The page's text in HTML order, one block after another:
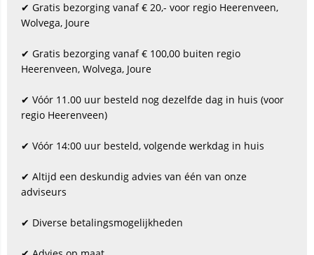
✔ Gratis bezorging vanaf € 20,- voor regio Heerenveen,
Wolvega, Joure
✔ Gratis bezorging vanaf € 100,00 buiten regio
Heerenveen, Wolvega, Joure
✔ Vóór 11.00 uur besteld nog dezelfde dag in huis (voor
regio Heerenveen)
✔ Vóór 14:00 uur besteld, volgende werkdag in huis
✔ Altijd een deskundig advies van één van onze
adviseurs
✔ Diverse betalingsmogelijkheden